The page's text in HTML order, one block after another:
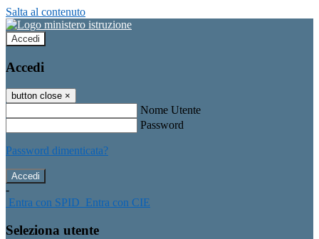
Salta al contenuto
Accedi
Accedi
button close ×
Nome Utente
Password
Password dimenticata?
-
Entra con SPID Entra con CIE
Seleziona utente